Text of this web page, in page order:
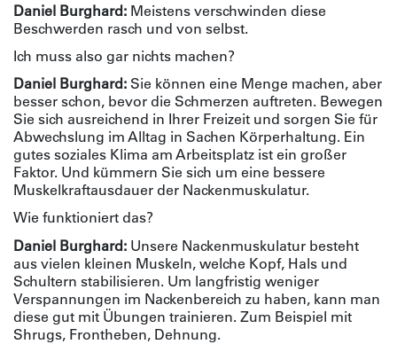
Daniel Burghard: Meistens verschwinden diese
Beschwerden rasch und von selbst.
Ich muss also gar nichts machen?
Daniel Burghard: Sie können eine Menge machen, aber
besser schon, bevor die Schmerzen auftreten. Bewegen
Sie sich ausreichend in Ihrer Freizeit und sorgen Sie für
Abwechslung im Alltag in Sachen Körperhaltung. Ein
gutes soziales Klima am Arbeitsplatz ist ein großer
Faktor. Und kümmern Sie sich um eine bessere
Muskelkraftausdauer der Nackenmuskulatur.
Wie funktioniert das?
Daniel Burghard: Unsere Nackenmuskulatur besteht
aus vielen kleinen Muskeln, welche Kopf, Hals und
Schultern stabilisieren. Um langfristig weniger
Verspannungen im Nackenbereich zu haben, kann man
diese gut mit Übungen trainieren. Zum Beispiel mit
Shrugs, Frontheben, Dehnung.